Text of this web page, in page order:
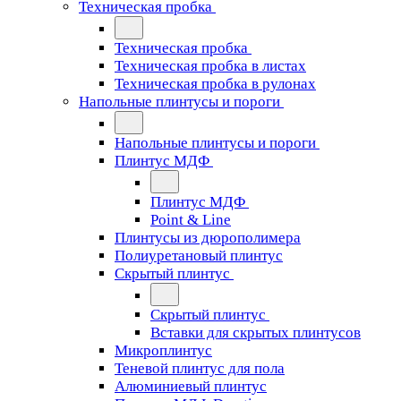
Техническая пробка
Техническая пробка
Техническая пробка в листах
Техническая пробка в рулонах
Напольные плинтусы и пороги
Напольные плинтусы и пороги
Плинтус МДФ
Плинтус МДФ
Point & Line
Плинтусы из дюрополимера
Полиуретановый плинтус
Скрытый плинтус
Скрытый плинтус
Вставки для скрытых плинтусов
Микроплинтус
Теневой плинтус для пола
Алюминиевый плинтус